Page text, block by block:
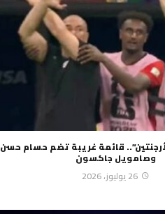
قائمة غريبة تضم حسام حسن
وصامويل جاكسون
26 يوليوز، 2026